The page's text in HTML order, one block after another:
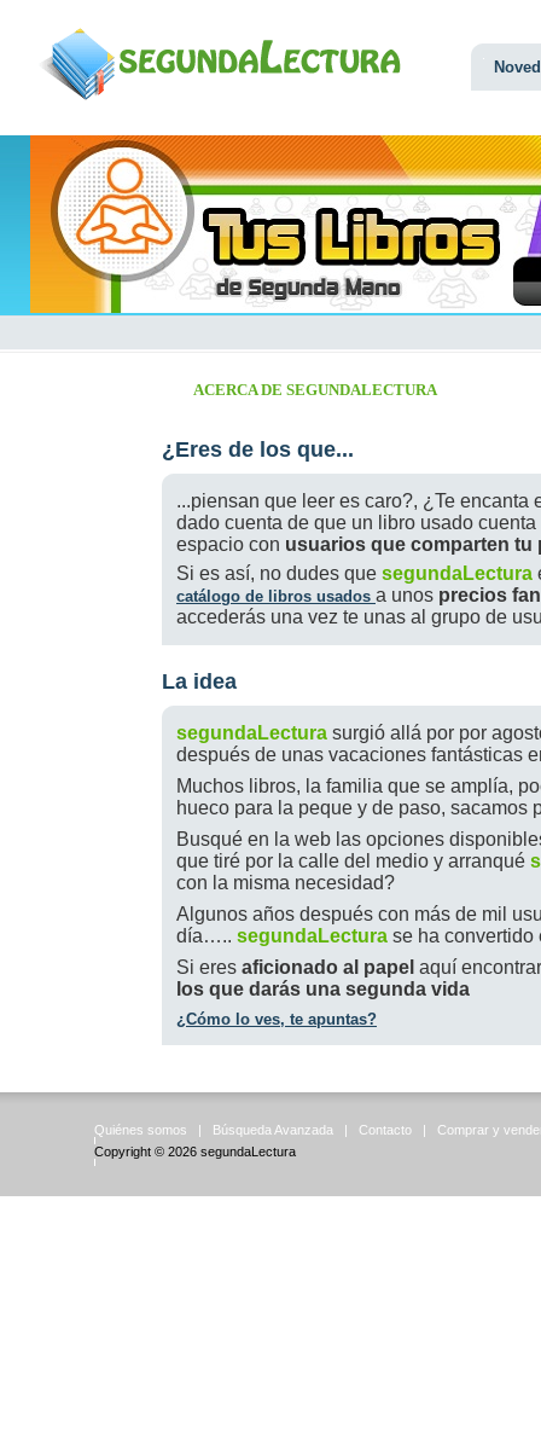
ACERCA DE SEGUNDALECTURA
¿Eres de los que...
...piensan que leer es caro?, ¿Te
dado cuenta de que un libro usado
espacio con usuarios que comparten tu
Si es así, no dudes que segundaLectura
catálogo de libros usados a unos precios
accederás una vez te unas al grupo de
La idea
segundaLectura surgió allá por por
después de unas vacaciones fantásticas
Muchos libros, la familia que se amplía,
hueco para la peque y de paso, sacamos
Busqué en la web las opciones
que tiré por la calle del medio y arranqué
con la misma necesidad?
Algunos años después con más de mil
día….. segundaLectura se ha convertido
Si eres aficionado al papel aquí
los que darás una segunda vida
¿Cómo lo ves, te apuntas?
Quiénes somos | Búsqueda Avanzada | Contacto |
Comprar y
Copyright © 2026 segundaLectura